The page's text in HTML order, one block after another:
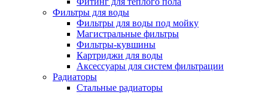
Фильтры для воды
Фильтры для воды под мойку
Магистральные фильтры
Фильтры-кувшины
Картриджи для воды
Аксессуары для систем фильтрации
Радиаторы
Стальные радиаторы